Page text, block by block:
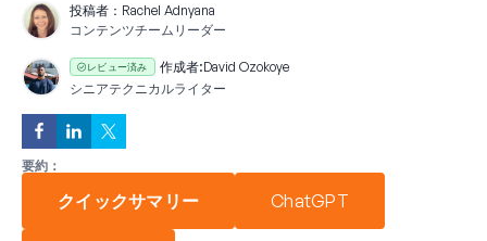
投稿者： Rachel Adnyana
コンテンツチームリーダー
レビュー済み 作成者:David Ozokoye
シニアテクニカルライター
要約：
クイックサマリー ChatGPT